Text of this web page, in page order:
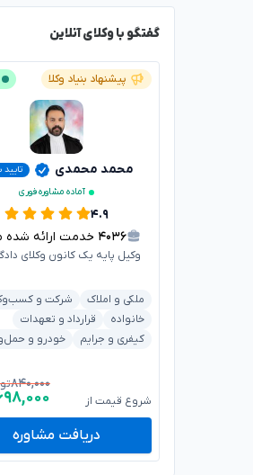
گفتگو با وکلای آنلاین
پیشنهاد بنیاد وکلا
محمد محمدی
آماده مشاوره فوری
۴.۹
۴۰۳۶ خدمت ارائه شده موفق
وکیل پایه یک کانون وکلای
ملکی و املاک
شرکت و
خانواده
قرارداد و تعهدات
کیفری و جرایم
خودرو و
شروع قیمت از
۸۴۰,۰۰۰
دریافت مشاوره